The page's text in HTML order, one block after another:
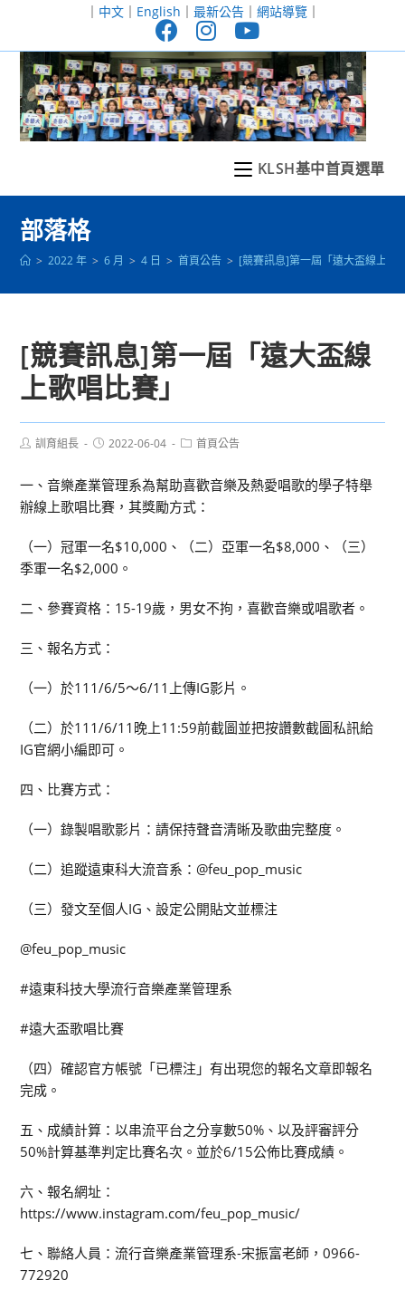
至
｜ 中文｜ English ｜ 最新公告｜ 網站導覽｜
KLSH基中首頁選單
部落格
> 2022 年 > 6 月 > 4 日 > 首頁公告 > [競賽訊息]第一屆「遠大盃線上歌
[競賽訊息]第一屆「遠大盃線
上歌唱比賽」
Post訓育組長
Post2022-06-04
Post首頁公告
一、音樂產業管理系為幫助喜歡音樂及熱愛唱歌的學子特舉
辦線上歌唱比賽，其獎勵方式：
（一）冠軍一名$10,000、（二）亞軍一名$8,000、（三）
季軍一名$2,000。
二、參賽資格：15-19歲，男女不拘，喜歡音樂或唱歌者。
三、報名方式：
（一）於111/6/5～6/11上傳IG影片。
（二）於111/6/11晚上11:59前截圖並把按讚數截圖私訊給
IG官網小編即可。
四、比賽方式：
（一）錄製唱歌影片：請保持聲音清晰及歌曲完整度。
（二）追蹤遠東科大流音系：@feu_pop_music
（三）發文至個人IG、設定公開貼文並標注
@feu_pop_music
#遠東科技大學流行音樂產業管理系
#遠大盃歌唱比賽
（四）確認官方帳號「已標注」有出現您的報名文章即報名
完成。
五、成績計算：以串流平台之分享數50%、以及評審評分
50%計算基準判定比賽名次。並於6/15公佈比賽成績。
六、報名網址：
https://www.instagram.com/feu_pop_music/
七、聯絡人員：流行音樂產業管理系-宋振富老師，0966-
772920